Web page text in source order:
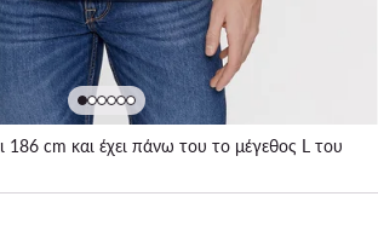
186 cm και έχει πάνω του το μέγεθος L του